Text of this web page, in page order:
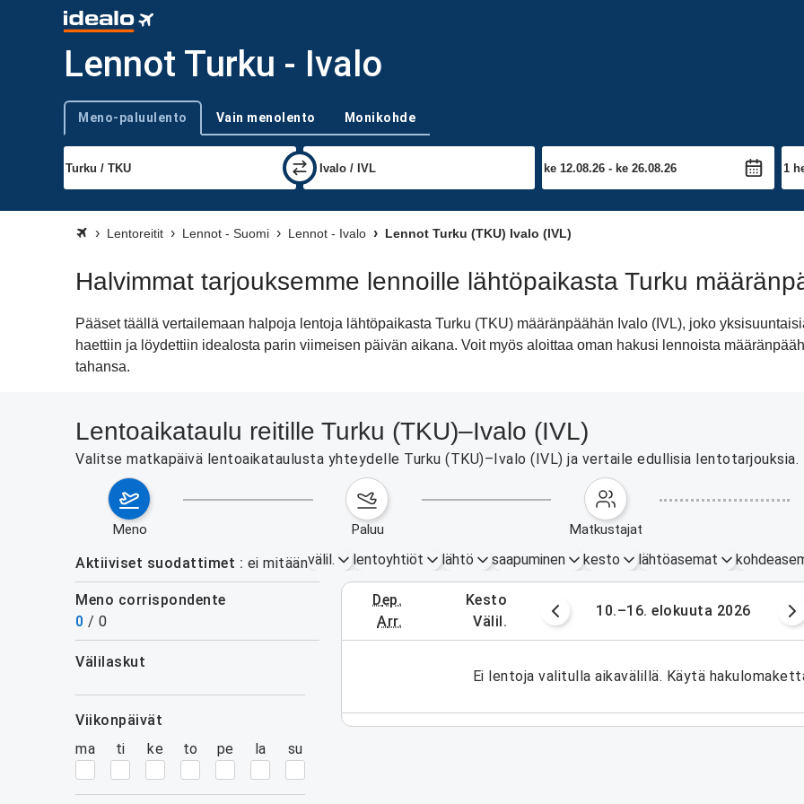
Lennot Turku - Ivalo
Trip type
Meno-paluulento Vain menolento Monikohde
Lentoreitit Lennot - Suomi Lennot - Ivalo Lennot Turku (TKU) Ivalo (IVL)
Halvimmat tarjouksemme lennoille lähtöpaikasta Turku
Pääset täällä vertailemaan halpoja lentoja lähtöpaikasta Turku (TKU) määränpäähän Ivalo (IVL), joko
haettiin ja löydettiin idealosta parin viimeisen päivän aikana. Voit myös aloittaa oman hakusi lennoista
tahansa.
Lentoaikataulu reitille Turku (TKU)–Ivalo (IVL)
Valitse matkapäivä lentoaikataulusta yhteydelle Turku (TKU)–Ivalo (IVL) ja vertaile edullisia lentotarjouksia.
meno paluu matkustajat
Aktiiviset suodattimet ei mitäänvälil. lentoyhtiöt lähtö saapuminen kesto lähtöasemat
Meno corrispondente
0 / 0
dep.
arr.
kesto
välil.
3.–9. elokuuta 2026 10.–16. elokuuta 2026
välilaskut
viikonpäivät
ma
ti ke to pe la su
Ei lentoja valitulla aikavälillä. Käytä